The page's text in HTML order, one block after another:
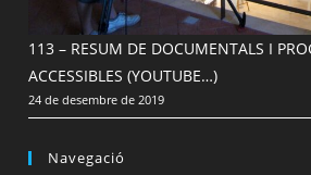
113 – RESUM DE DOCUMENTALS I
ACCESSIBLES (YOUTUBE…)
24 de desembre de 2019
Navegació